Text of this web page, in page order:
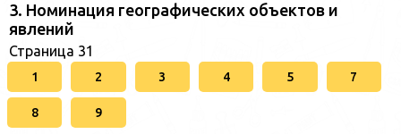
3. Номинация географических объектов и
явлений
Страница 31
1 2 3 4 5 7
8 9